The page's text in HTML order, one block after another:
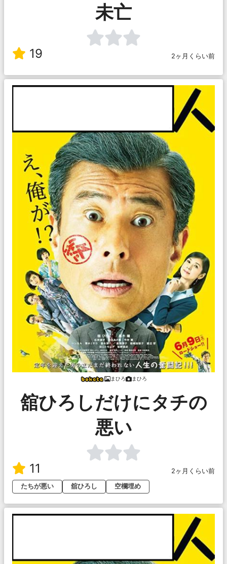
未亡
19 2ヶ月くらい前
まひろ まひろ
舘ひろしだけにタチの
悪い
11
2ヶ月くらい前
たちが悪い
舘ひろし 空欄埋め